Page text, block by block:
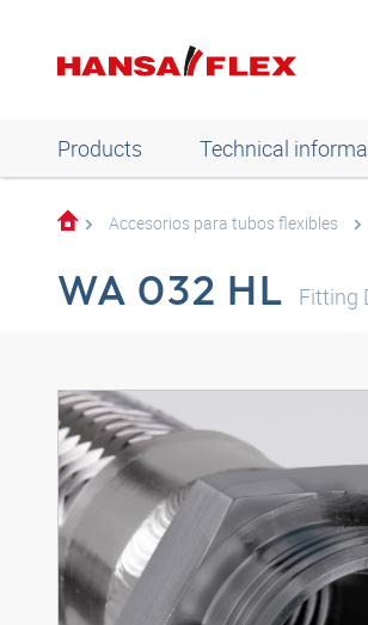
Products Technical
Accesorios para tubos flexibles
WA 032 HL Fitting